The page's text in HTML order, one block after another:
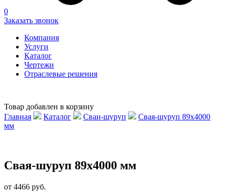
0
Заказать звонок
Компания
Услуги
Каталог
Чертежи
Отраслевые решения
Товар добавлен в корзину
Главная
Каталог Сваи-шуруп
Свая-шуруп 89х4000
мм
Свая-шуруп 89х4000 мм
от 4466 руб.